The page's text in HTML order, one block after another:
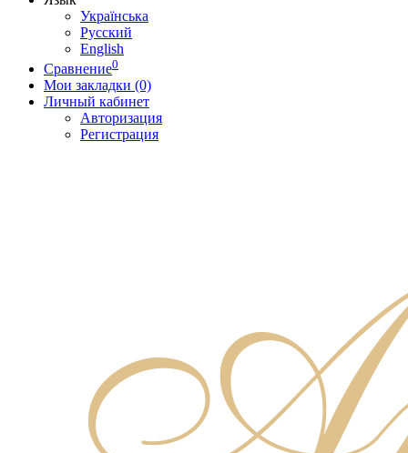
Українська
Русский
English
Сравнение0
Мои закладки (0)
Личный кабинет
Авторизация
Регистрация